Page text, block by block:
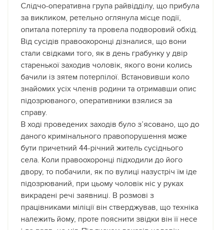
Слідчо-оперативна група райвідділу, що прибула
за викликом, ретельно оглянула місце події,
опитала потерпілу та провела подворовий обхід.
Від сусідів правоохоронці дізналися, що вони
стали свідками того, як в день грабунку у двір
старенької заходив чоловік, якого вони колись
бачили із зятем потерпілої. Встановивши коло
знайомих усіх членів родини та отримавши опис
підозрюваного, оперативники взялися за
справу.
В ході проведених заходів було з’ясовано, що до
даного кримінального правопорушення може
бути причетний 44-річний житель сусіднього
села. Коли правоохоронці підходили до його
двору, то побачили, як по вулиці назустріч їм іде
підозрюваний, при цьому чоловік ніс у руках
викрадені речі заявниці. В розмові з
працівниками міліції він стверджував, що техніка
належить йому, проте пояснити звідки він її несе